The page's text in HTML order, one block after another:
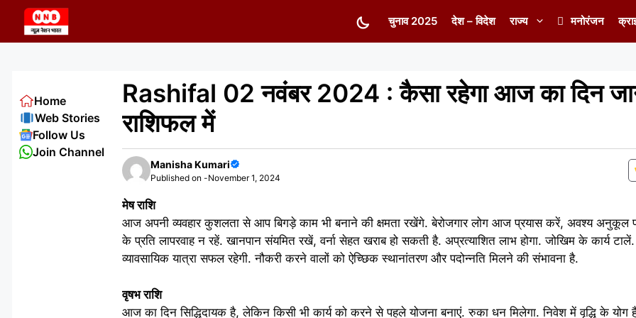
content
चुनाव 2025 देश – विदेश राज्य मनोरंजन
Rashifal 02 नवंबर 2024 : कैसा रहेगा आज का दिन
राशिफल में
Manisha Kumari
Published on -November 1, 2024
मेष राशि
आज अपनी व्यवहार कुशलता से आप बिगड़े काम भी बनाने की क्षमता रखेंगे. बेरोजगार लोग आज प्रयास करें, अवश्य अनुकूल
के प्रति लापरवाह न रहें. खानपान संयमित रखें, वर्ना सेहत खराब हो सकती है. अप्रत्याशित लाभ होगा. जोखिम के कार्य
व्यावसायिक यात्रा सफल रहेगी. नौकरी करने वालों को ऐच्छिक स्थानांतरण और पदोन्नति मिलने की संभावना है.
वृषभ राशि
आज का दिन सिद्धिदायक है, लेकिन किसी भी कार्य को करने से पहले योजना बनाएं. रुका धन मिलेगा. निवेश में वृद्धि के योग
Home
Web Stories
Follow Us
Join Channel